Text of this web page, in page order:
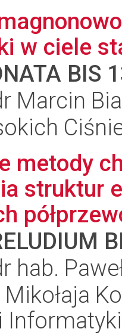
w ciele
BIS
Marcin
metody
struktur
hab.